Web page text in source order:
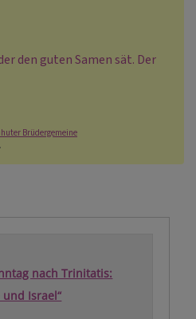
den guten Samen sät. Der
Brüdergemeine
.
nach Trinitatis:
Israel“